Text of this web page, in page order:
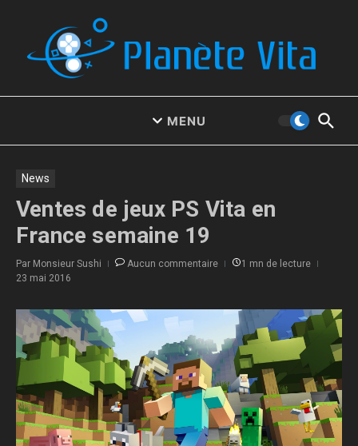
MENU
News
Ventes de jeux PS Vita en
France semaine 19
Par Monsieur Sushi Aucun commentaire
1 mn de lecture
23 mai 2016